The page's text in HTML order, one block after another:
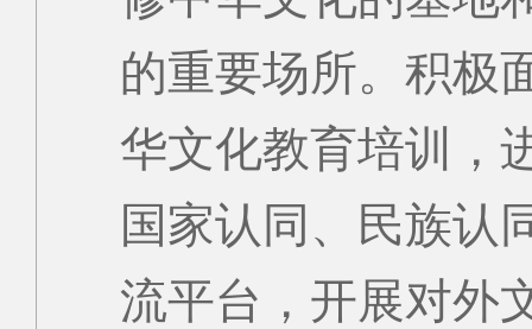
的重要场所。积极
华文化教育培训，
国家认同、民族认
流平台，开展对外